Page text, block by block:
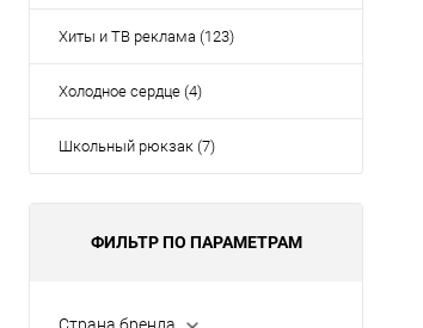
Хиты и ТВ реклама (123)
Холодное сердце (4)
Школьный рюкзак (7)
ФИЛЬТР ПО ПАРАМЕТРАМ
Страна бренда